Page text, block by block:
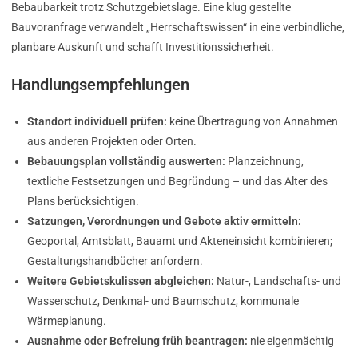
Bebaubarkeit trotz Schutzgebietslage. Eine klug gestellte
Bauvoranfrage verwandelt „Herrschaftswissen“ in eine verbindliche,
planbare Auskunft und schafft Investitionssicherheit.
Handlungsempfehlungen
Standort individuell prüfen: keine Übertragung von Annahmen
aus anderen Projekten oder Orten.
Bebauungsplan vollständig auswerten: Planzeichnung,
textliche Festsetzungen und Begründung – und das Alter des
Plans berücksichtigen.
Satzungen, Verordnungen und Gebote aktiv ermitteln:
Geoportal, Amtsblatt, Bauamt und Akteneinsicht kombinieren;
Gestaltungshandbücher anfordern.
Weitere Gebietskulissen abgleichen: Natur-, Landschafts- und
Wasserschutz, Denkmal- und Baumschutz, kommunale
Wärmeplanung.
Ausnahme oder Befreiung früh beantragen: nie eigenmächtig